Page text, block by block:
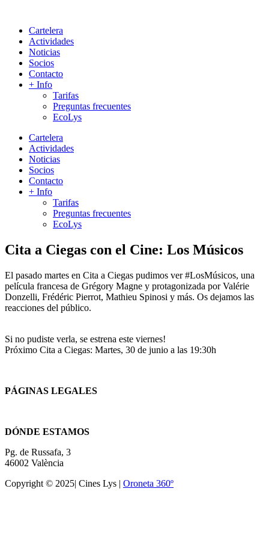
Cartelera
Actividades
Noticias
Socios
Contacto
+ Info
Tarifas
Preguntas frecuentes
EcoLys
Cartelera
Actividades
Noticias
Socios
Contacto
+ Info
Tarifas
Preguntas frecuentes
EcoLys
Cita a Ciegas con el Cine: Los Músicos
El pasado martes en Cita a Ciegas pudimos ver #LosMúsicos, una
película francesa de Grégory Magne y protagonizada por Valérie
Donzelli, Frédéric Pierrot, Mathieu Spinosi y más. Os dejamos las
reacciones del público.
Si no pudiste verla, se estrena este viernes!
Próximo Cita a Ciegas: Martes, 30 de junio a las 19:30h
PÁGINAS LEGALES
DÓNDE ESTAMOS
Pg. de Russafa, 3
46002 València
Copyright © 2025| Cines Lys | Oroneta 360º